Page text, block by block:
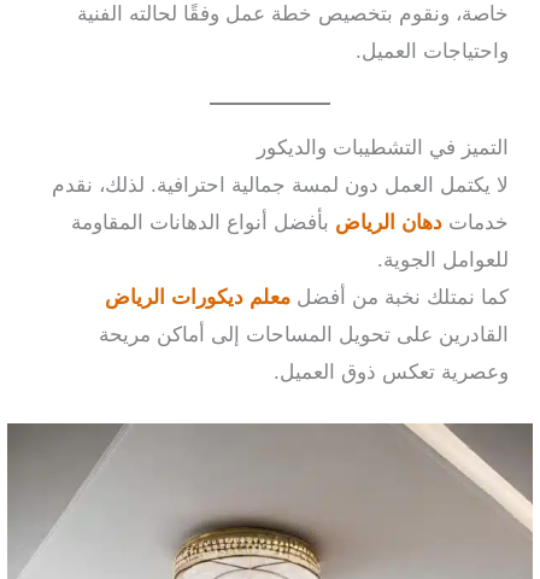
خاصة، ونقوم بتخصيص خطة عمل وفقًا لحالته الفنية
واحتياجات العميل.
التميز في التشطيبات والديكور
لا يكتمل العمل دون لمسة جمالية احترافية. لذلك، نقدم
خدماتدهان الرياض بأفضل أنواع الدهانات المقاومة
للعوامل الجوية.
كما نمتلك نخبة من أفضلمعلم ديكورات الرياض
القادرين على تحويل المساحات إلى أماكن مريحة
وعصرية تعكس ذوق العميل.